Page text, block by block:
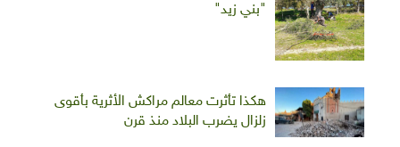
"بني زيد"
هكذا تأثرت معالم مراكش الأثرية بأقوى
زلزال يضرب البلاد منذ قرن